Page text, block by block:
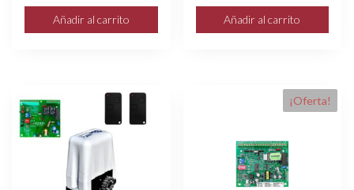
Añadir al carrito
precio
original
precio
actual
Añadir al carrito
¡Oferta!